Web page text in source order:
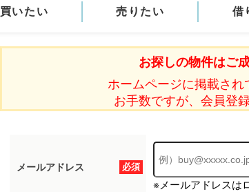
買いたい 売りたい 借
お探しの物件はご
ホームページに掲載され
お手数ですが、会員登
必須
メールアドレス
※メールアドレスは